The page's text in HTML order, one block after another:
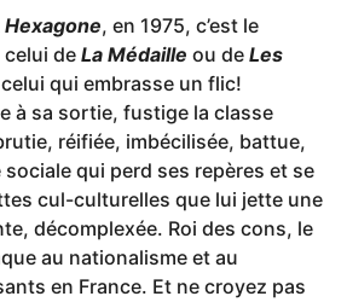
Hexagone, en 1975, c’est le
celui de La Médaille ou de Les
qui embrasse un flic!
à sa sortie, fustige la classe
réifiée, imbécilisée, battue,
qui perd ses repères et se
cul-culturelles que lui jette une
décomplexée. Roi des cons, le
au nationalisme et au
en France. Et ne croyez pas